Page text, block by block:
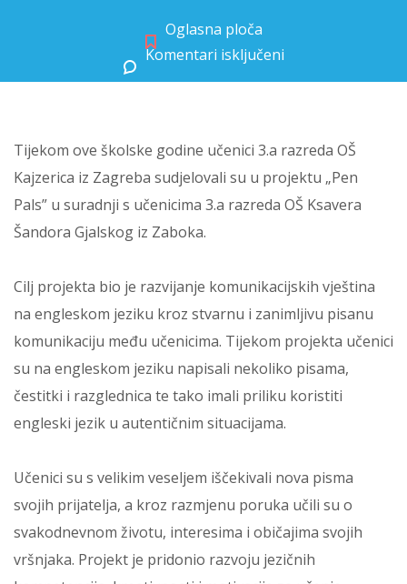
Oglasna ploča
Komentari isključeni
Tijekom ove školske godine učenici 3.a razreda OŠ
Kajzerica iz Zagreba sudjelovali su u projektu „Pen
Pals” u suradnji s učenicima 3.a razreda OŠ Ksavera
Šandora Gjalskog iz Zaboka.
Cilj projekta bio je razvijanje komunikacijskih vještina
na engleskom jeziku kroz stvarnu i zanimljivu pisanu
komunikaciju među učenicima. Tijekom projekta učenici
su na engleskom jeziku napisali nekoliko pisama,
čestitki i razglednica te tako imali priliku koristiti
engleski jezik u autentičnim situacijama.
Učenici su s velikim veseljem iščekivali nova pisma
svojih prijatelja, a kroz razmjenu poruka učili su o
svakodnevnom životu, interesima i običajima svojih
vršnjaka. Projekt je pridonio razvoju jezičnih